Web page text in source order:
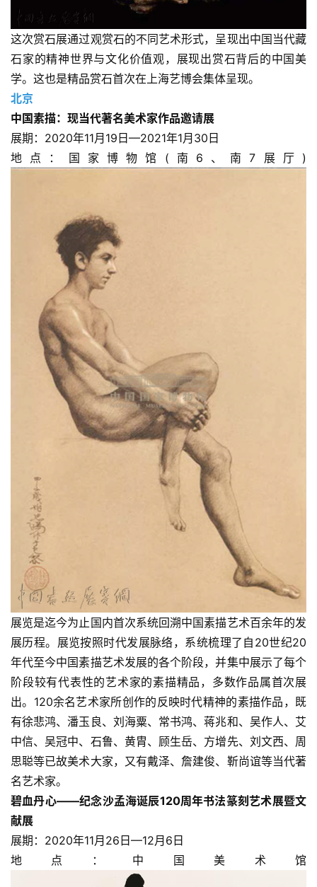
这次赏石展通过观赏石的不同艺术形式，呈现出中国当代藏
石家的精神世界与文化价值观，展现出赏石背后的中国美
学。这也是精品赏石首次在上海艺博会集体呈现。
北京
中国素描：现当代著名美术家作品邀请展
展期：2020年11月19日—2021年1月30日
地点：国家博物馆(南6、南7展厅)
展览是迄今为止国内首次系统回溯中国素描艺术百余年的发
展历程。展览按照时代发展脉络，系统梳理了自20世纪20
年代至今中国素描艺术发展的各个阶段，并集中展示了每个
阶段较有代表性的艺术家的素描精品，多数作品属首次展
出。120余名艺术家所创作的反映时代精神的素描作品，既
有徐悲鸿、潘玉良、刘海粟、常书鸿、蒋兆和、吴作人、艾
中信、吴冠中、石鲁、黄胄、顾生岳、方增先、刘文西、周
思聪等已故美术大家，又有戴泽、詹建俊、靳尚谊等当代著
名艺术家。
碧血丹心——纪念沙孟海诞辰120周年书法篆刻艺术展暨文
献展
展期：2020年11月26日—12月6日
地点：中国美术馆